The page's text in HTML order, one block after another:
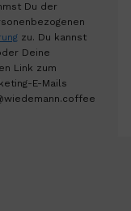
Du der
zu. Du kannst
Deine
Link zum
E-Mails